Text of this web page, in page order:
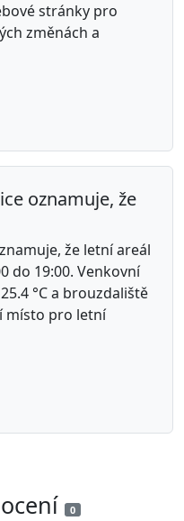
stránky pro
změnách a
oznamuje, že
že letní areál
do 19:00. Venkovní
°C a brouzdaliště
místo pro letní
0